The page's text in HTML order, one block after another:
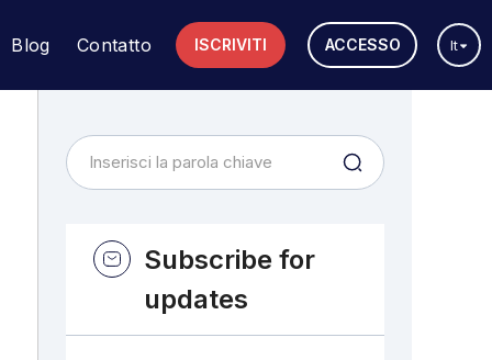
ISCRIVITI ACCESSO It
Blog Contatto
Subscribe for
updates